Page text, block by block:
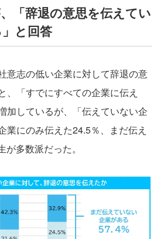
「辞退の意思を伝えてい
と回答
意志の低い企業に対して辞退の意
、「すでにすべての企業に伝え
加しているが、「伝えていない企
業にのみ伝えた24.5％、まだ伝え
多数派だった。